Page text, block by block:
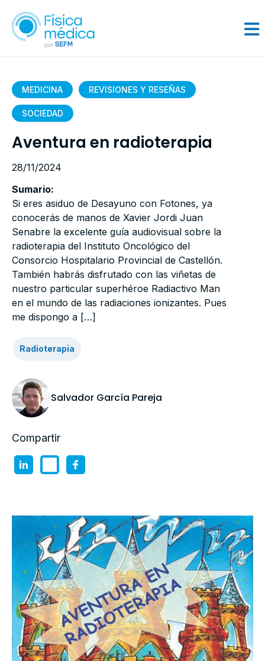
MEDICINA REVISIONES Y RESEÑAS
SOCIEDAD
Aventura en radioterapia
28/11/2024
Sumario:
Si eres asiduo de Desayuno con Fotones, ya
conocerás de manos de Xavier Jordi Juan
Senabre la excelente guía audiovisual sobre la
radioterapia del Instituto Oncológico del
Consorcio Hospitalario Provincial de Castellón.
También habrás disfrutado con las viñetas de
nuestro particular superhéroe Radiactivo Man
en el mundo de las radiaciones ionizantes. Pues
me dispongo a […]
Radioterapia
Salvador García Pareja
Compartir